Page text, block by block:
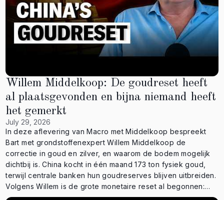
⸻⸻⸻⸻⸻⸻⸻⸻⸻⸻
⸻⸻⸻⸻⸻⸻ ⚜️ Open nu een account
bij GoldRepublic: 👉 https://www.goldrepublic.nl/account-
openen?ref=154005 📲 Altijd de actuele goudprijs en je
portfolio binnen handbereik? Download nu de GoldRepublic
https://play.google.com/store/apps/details?
id=com.goldrepublic • Apple Store:
https://apps.apple.com/nl/app/goldrepublic/id475643876 ✉️
Meld je nu aan voor onze nieuwsbrief via:
https://www.goldrepublic.nl/ 👉 Onderaan de homepage
staat het formulier 📕 Bestel Barts boek: “Chaos zonder
Goud”: 👉 https://shop.goldrepublic.com/products/chaos-
zonder-goud ⭐ Pre-register voor de NFT van GoldRepublic:
👉 https://landing.goldrepublic.com/nft 🇬🇧 Volg hier ons
Engelstalige kanaal GoldRepublic Global: 👉
@GoldRepublic_Global 🏆 Ontvang maandelijks 50% korting
op de transactiekosten voor de aankoop van het spaarplan:
Willem Middelkoop: De goudreset heeft
al plaatsgevonden en bijna niemand heeft
het gemerkt
July 29, 2026
In deze aflevering van Macro met Middelkoop bespreekt
Bart met grondstoffenexpert Willem Middelkoop de
correctie in goud en zilver, en waarom de bodem mogelijk
dichtbij is. China kocht in één maand 173 ton fysiek goud,
terwijl centrale banken hun goudreserves blijven uitbreiden.
Volgens Willem is de grote monetaire reset al begonnen:
BRICS-landen bouwen aan handel buiten de dollar en goud